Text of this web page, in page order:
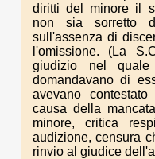
diritti del minore il
non sia sorretto
sull'assenza di
l'omissione. (La
giudizio nel
domandavano di
avevano
causa della
minore, critica
audizione, censura
rinvio al giudice